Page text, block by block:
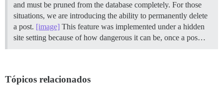
and must be pruned from the database completely. For those
situations, we are introducing the ability to permanently delete
a post. [image] This feature was implemented under a hidden
site setting because of how dangerous it can be, once a pos…
Tópicos relacionados